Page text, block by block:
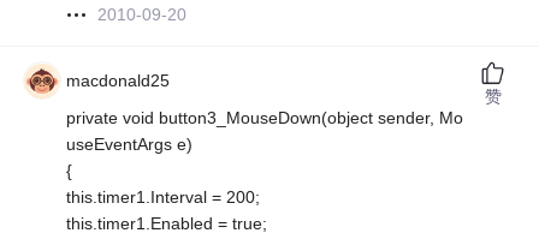
2010-09-20
macdonald25
private void button3_MouseDown(object sender, Mo
useEventArgs e)
{
this.timer1.Interval = 200;
this.timer1.Enabled = true;
赞